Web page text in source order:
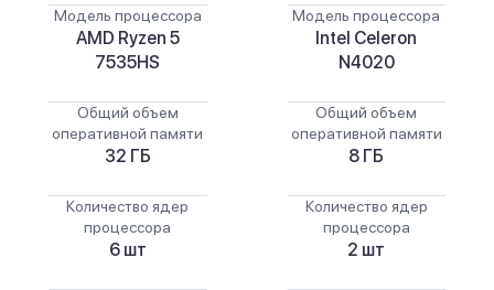
Модель процессора
AMD Ryzen 5
7535HS
Общий объем
оперативной памяти
32 ГБ
Количество ядер
процессора
6 шт
Модель процессора
Intel Celeron
N4020
Общий объем
оперативной памяти
8 ГБ
Количество ядер
процессора
2 шт